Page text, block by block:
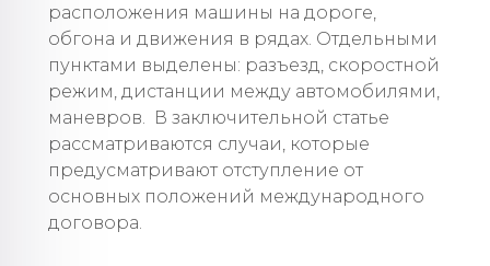
расположения машины на дороге,
обгона и движения в рядах. Отдельными
пунктами выделены: разъезд, скоростной
режим, дистанции между автомобилями,
маневров. В заключительной статье
рассматриваются случаи, которые
предусматривают отступление от
основных положений международного
договора.